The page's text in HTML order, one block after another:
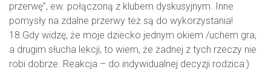
przerwę”, ew. połączoną z klubem dyskusyjnym. Inne
pomysły na zdalne przerwy też są do wykorzystania!
18.Gdy widzę, że moje dziecko jednym okiem /uchem gra,
a drugim słucha lekcji, to wiem, że żadnej z tych rzeczy nie
robi dobrze. Reakcja – do indywidualnej decyzji rodzica:)